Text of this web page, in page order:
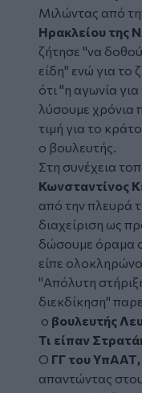
Μιλώντας από
Ηρακλείου της
ζήτησε "να
είδη" ενώ για το
ότι "η αγωνία
λύσουμε χρόνια
τιμή για το
ο βουλευτής.
Στη συνέχεια
Κωνσταντίνος
από την πλευρά
διαχείριση ως
δώσουμε όραμα
είπε
"Απόλυτη
διεκδίκηση"
ο βουλευτής
Τι είπαν
Ο ΓΓ του
απαντώντας